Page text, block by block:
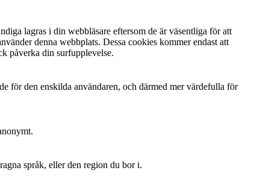
lagras i din webbläsare eftersom de är väsentliga för att
denna webbplats. Dessa cookies kommer endast att
påverka din surfupplevelse.
för den enskilda användaren, och därmed mer värdefulla för
språk, eller den region du bor i.